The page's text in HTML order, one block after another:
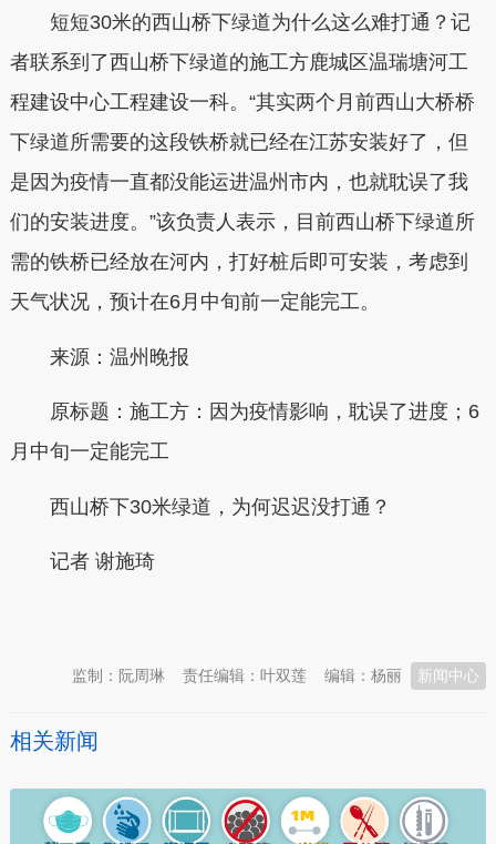
短短30米的西山桥下绿道为什么这么难打通？记
者联系到了西山桥下绿道的施工方鹿城区温瑞塘河工
程建设中心工程建设一科。“其实两个月前西山大桥桥
下绿道所需要的这段铁桥就已经在江苏安装好了，但
是因为疫情一直都没能运进温州市内，也就耽误了我
们的安装进度。”该负责人表示，目前西山桥下绿道所
需的铁桥已经放在河内，打好桩后即可安装，考虑到
天气状况，预计在6月中旬前一定能完工。
来源：温州晚报
原标题：施工方：因为疫情影响，耽误了进度；6
月中旬一定能完工
西山桥下30米绿道，为何迟迟没打通？
记者 谢施琦
新闻中心
编辑：杨丽
责任编辑：叶双莲
监制：阮周琳
相关新闻